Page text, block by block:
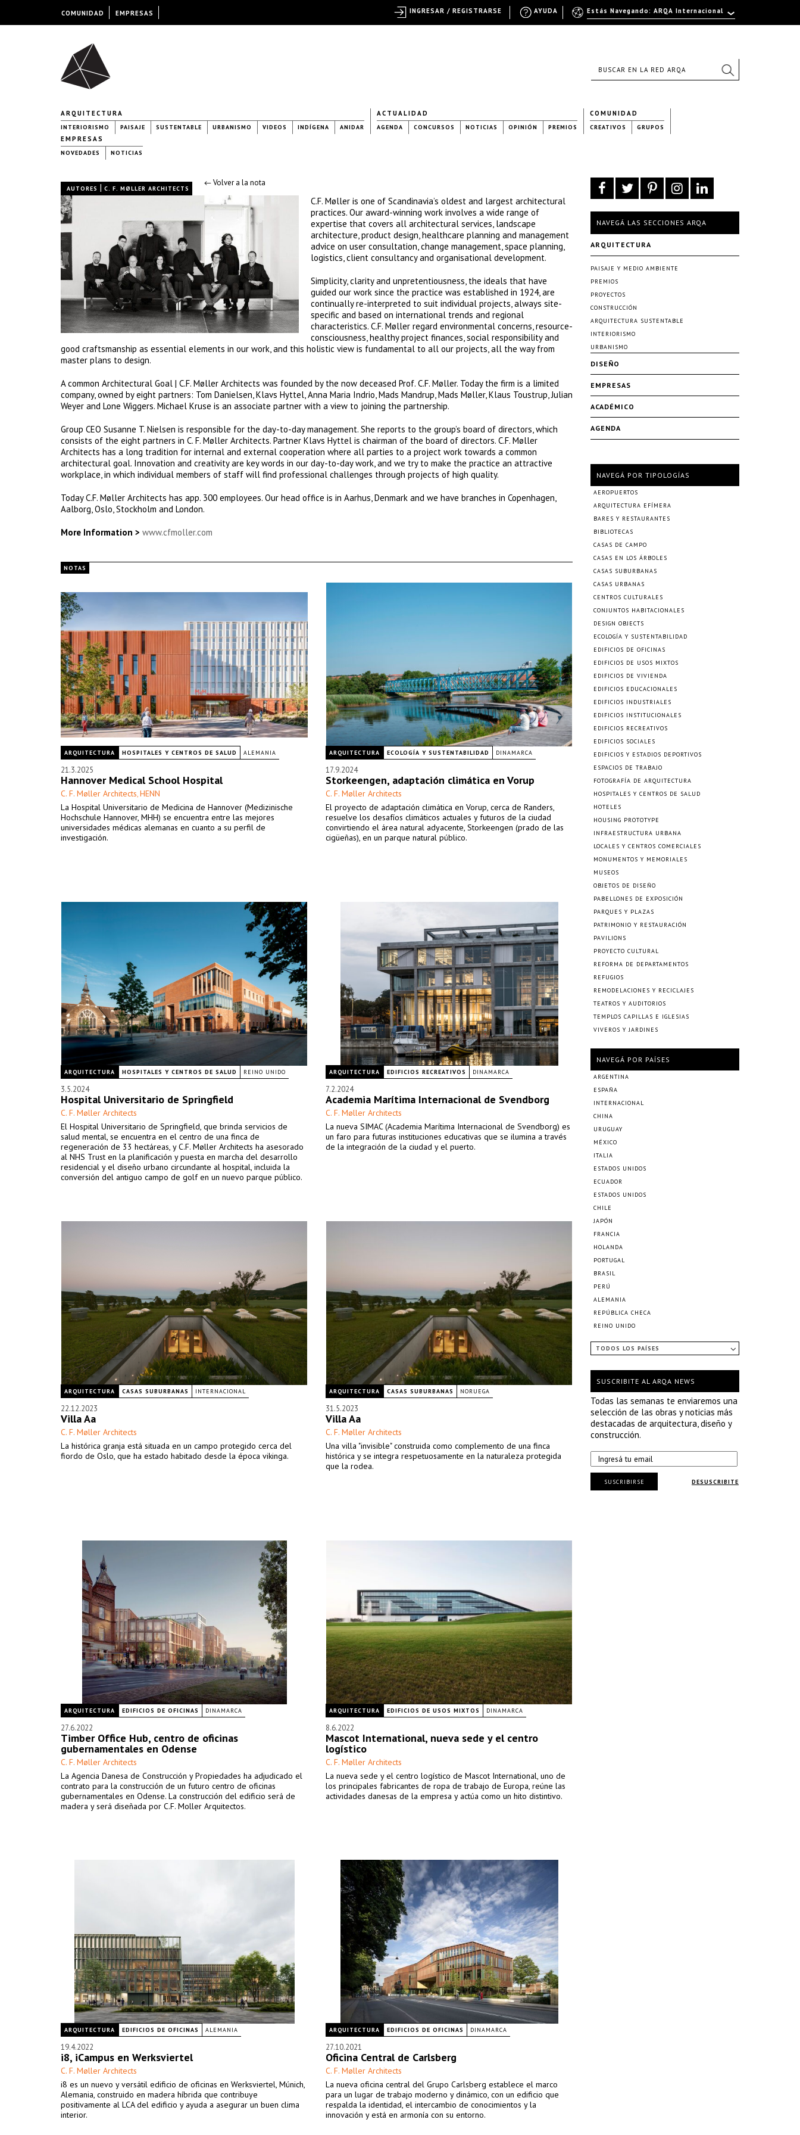
ARQUITECTURA
INTERIORISMO PAISAJE SUSTENTABLE URBANISMO VIDEOS INDÍGENA ANIDAR
ACTUALIDAD
AGENDA CONCURSOS NOTICIAS OPINIÓN PREMIOS
COMUNIDAD
CREATIVOS GRUPOS
EMPRESAS
NOVEDADES NOTICIAS
AUTORES | C. F. MØLLER ARCHITECTS
← Volver a la nota
C.F. Møller is one of Scandinavia’s oldest and largest architectural
practices. Our award-winning work involves a wide range of
expertise that covers all architectural services, landscape
architecture, product design, healthcare planning and management
advice on user consultation, change management, space planning,
logistics, client consultancy and organisational development.
Simplicity, clarity and unpretentiousness, the ideals that have
guided our work since the practice was established in 1924, are
continually re-interpreted to suit individual projects, always site-
specific and based on international trends and regional
characteristics. C.F. Møller regard environmental concerns, resource-
consciousness, healthy project finances, social responsibility and
good craftsmanship as essential elements in our work, and this holistic view is fundamental to all our projects, all the way from
master plans to design.
A common Architectural Goal | C.F. Møller Architects was founded by the now deceased Prof. C.F. Møller. Today the firm is a limited
company, owned by eight partners: Tom Danielsen, Klavs Hyttel, Anna Maria Indrio, Mads Mandrup, Mads Møller, Klaus Toustrup, Julian
Weyer and Lone Wiggers. Michael Kruse is an associate partner with a view to joining the partnership.
Group CEO Susanne T. Nielsen is responsible for the day-to-day management. She reports to the group’s board of directors, which
consists of the eight partners in C. F. Møller Architects. Partner Klavs Hyttel is chairman of the board of directors. C.F. Møller
Architects has a long tradition for internal and external cooperation where all parties to a project work towards a common
architectural goal. Innovation and creativity are key words in our day-to-day work, and we try to make the practice an attractive
workplace, in which individual members of staff will find professional challenges through projects of high quality.
Today C.F. Møller Architects has app. 300 employees. Our head office is in Aarhus, Denmark and we have branches in Copenhagen,
Aalborg, Oslo, Stockholm and London.
More Information > www.cfmoller.com
NOTAS
ARQUITECTURA HOSPITALES Y CENTROS DE SALUD ALEMANIA
21.3.2025
Hannover Medical School Hospital
C. F. Møller Architects, HENN
La Hospital Universitario de Medicina de Hannover (Medizinische
Hochschule Hannover, MHH) se encuentra entre las mejores
universidades médicas alemanas en cuanto a su perfil de
investigación.
ARQUITECTURA ECOLOGÍA Y SUSTENTABILIDAD DINAMARCA
17.9.2024
Storkeengen, adaptación climática en Vorup
C. F. Møller Architects
El proyecto de adaptación climática en Vorup, cerca de Randers,
resuelve los desafíos climáticos actuales y futuros de la ciudad
convirtiendo el área natural adyacente, Storkeengen (prado de las
cigüeñas), en un parque natural público.
ARQUITECTURA HOSPITALES Y CENTROS DE SALUD REINO UNIDO
3.5.2024
Hospital Universitario de Springfield
C. F. Møller Architects
El Hospital Universitario de Springfield, que brinda servicios de
salud mental, se encuentra en el centro de una finca de
regeneración de 33 hectáreas, y C.F. Møller Architects ha asesorado
al NHS Trust en la planificación y puesta en marcha del desarrollo
residencial y el diseño urbano circundante al hospital, incluida la
conversión del antiguo campo de golf en un nuevo parque público.
ARQUITECTURA EDIFICIOS RECREATIVOS DINAMARCA
7.2.2024
Academia Marítima Internacional de Svendborg
C. F. Møller Architects
La nueva SIMAC (Academia Marítima Internacional de Svendborg) es
un faro para futuras instituciones educativas que se ilumina a través
de la integración de la ciudad y el puerto.
ARQUITECTURA CASAS SUBURBANAS INTERNACIONAL
22.12.2023
Villa Aa
C. F. Møller Architects
La histórica granja está situada en un campo protegido cerca del
fiordo de Oslo, que ha estado habitado desde la época vikinga.
ARQUITECTURA CASAS SUBURBANAS NORUEGA
31.5.2023
Villa Aa
C. F. Møller Architects
Una villa "invisible" construida como complemento de una finca
histórica y se integra respetuosamente en la naturaleza protegida
que la rodea.
ARQUITECTURA EDIFICIOS DE OFICINAS DINAMARCA
27.6.2022
Timber Office Hub, centro de oficinas
gubernamentales en Odense
C. F. Møller Architects
La Agencia Danesa de Construcción y Propiedades ha adjudicado el
contrato para la construcción de un futuro centro de oficinas
gubernamentales en Odense. La construcción del edificio será de
madera y será diseñada por C.F. Moller Arquitectos.
ARQUITECTURA EDIFICIOS DE USOS MIXTOS DINAMARCA
8.6.2022
Mascot International, nueva sede y el centro
logístico
C. F. Møller Architects
La nueva sede y el centro logístico de Mascot International, uno de
los principales fabricantes de ropa de trabajo de Europa, reúne las
actividades danesas de la empresa y actúa como un hito distintivo.
ARQUITECTURA EDIFICIOS DE OFICINAS ALEMANIA
19.4.2022
i8, iCampus en Werksviertel
C. F. Møller Architects
i8 es un nuevo y versátil edificio de oficinas en Werksviertel, Múnich,
Alemania, construido en madera híbrida que contribuye
positivamente al LCA del edificio y ayuda a asegurar un buen clima
interior.
ARQUITECTURA EDIFICIOS DE OFICINAS DINAMARCA
27.10.2021
Oficina Central de Carlsberg
C. F. Møller Architects
La nueva oficina central del Grupo Carlsberg establece el marco
para un lugar de trabajo moderno y dinámico, con un edificio que
respalda la identidad, el intercambio de conocimientos y la
innovación y está en armonía con su entorno.
NAVEGÁ LAS SECCIONES ARQA
ARQUITECTURA
PAISAJE Y MEDIO AMBIENTE
PREMIOS
PROYECTOS
CONSTRUCCIÓN
ARQUITECTURA SUSTENTABLE
INTERIORISMO
URBANISMO
DISEÑO
EMPRESAS
ACADÉMICO
AGENDA
NAVEGÁ POR TIPOLOGÍAS
AEROPUERTOS
ARQUITECTURA EFÍMERA
BARES Y RESTAURANTES
BIBLIOTECAS
CASAS DE CAMPO
CASAS EN LOS ÁRBOLES
CASAS SUBURBANAS
CASAS URBANAS
CENTROS CULTURALES
CONJUNTOS HABITACIONALES
DESIGN OBJECTS
ECOLOGÍA Y SUSTENTABILIDAD
EDIFICIOS DE OFICINAS
EDIFICIOS DE USOS MIXTOS
EDIFICIOS DE VIVIENDA
EDIFICIOS EDUCACIONALES
EDIFICIOS INDUSTRIALES
EDIFICIOS INSTITUCIONALES
EDIFICIOS RECREATIVOS
EDIFICIOS SOCIALES
EDIFICIOS Y ESTADIOS DEPORTIVOS
ESPACIOS DE TRABAJO
FOTOGRAFÍA DE ARQUITECTURA
HOSPITALES Y CENTROS DE SALUD
HOTELES
HOUSING PROTOTYPE
INFRAESTRUCTURA URBANA
LOCALES Y CENTROS COMERCIALES
MONUMENTOS Y MEMORIALES
MUSEOS
OBJETOS DE DISEÑO
PABELLONES DE EXPOSICIÓN
PARQUES Y PLAZAS
PATRIMONIO Y RESTAURACIÓN
PAVILIONS
PROYECTO CULTURAL
REFORMA DE DEPARTAMENTOS
REFUGIOS
REMODELACIONES Y RECICLAJES
TEATROS Y AUDITORIOS
TEMPLOS CAPILLAS E IGLESIAS
VIVEROS Y JARDINES
NAVEGÁ POR PAÍSES
ARGENTINA
ESPAÑA
INTERNACIONAL
CHINA
URUGUAY
MÉXICO
ITALIA
ESTADOS UNIDOS
ECUADOR
ESTADOS UNIDOS
CHILE
JAPÓN
FRANCIA
HOLANDA
PORTUGAL
BRASIL
PERÚ
ALEMANIA
REPÚBLICA CHECA
REINO UNIDO
TODOS LOS PAÍSES
SUSCRIBITE AL ARQA NEWS
Todas las semanas te enviaremos una
selección de las obras y noticias más
destacadas de arquitectura, diseño y
construcción.
DESUSCRIBITE
SUSCRIBIRSE
COMUNIDAD EMPRESAS Estás Navegando: ARQA Internacional
AYUDA
INGRESAR / REGISTRARSE